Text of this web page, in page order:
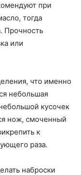
при
тогда
Прочность
или
что именно
небольшая
кусочек
нож, смоченный
к
раза.
наброски